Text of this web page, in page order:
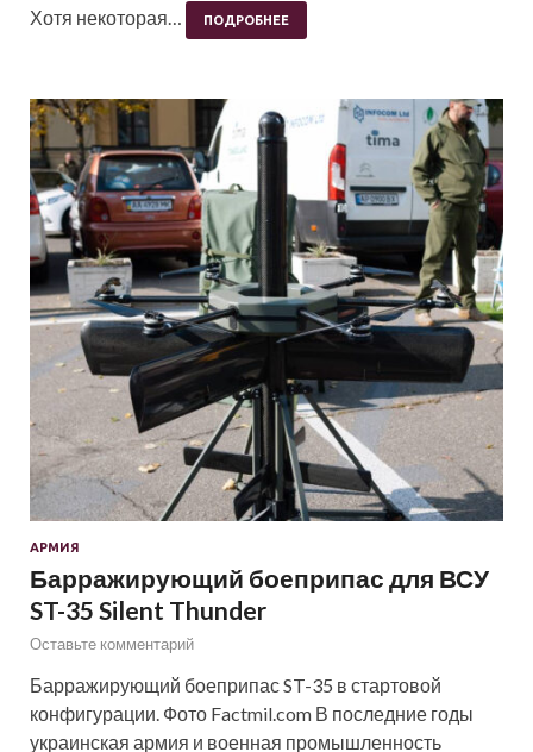
Хотя некоторая…
ПОДРОБНЕЕ
АРМИЯ
Барражирующий боеприпас для ВСУ
ST-35 Silent Thunder
Оставьте комментарий
Барражирующий боеприпас ST-35 в стартовой
конфигурации. Фото Factmil.com В последние годы
украинская армия и военная промышленность